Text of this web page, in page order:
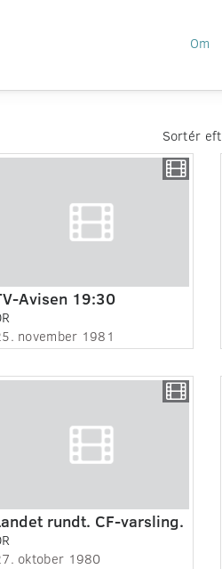
Om
Sortér
Avisen 19:30
november 1981
rundt. CF-varsling.
oktober 1980